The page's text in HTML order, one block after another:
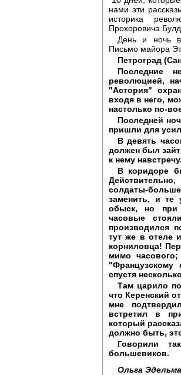
нами эти
историка
Прохоровича
День и ночь в
Письмо майора
Петроград
Последние
революцией,
"Астория"
входя в него,
настолько по-
Последней
пришли для
В девять
должен был
к нему
В коридоре
солдаты-
заменить, и те
обыск, но при
часовые
производился
тут же в отеле
корниловца!
мимо
спустя
Там царило
что Керенский
мне
встретил в
который
должно быть,
Говорили
большевиков.
Ольга